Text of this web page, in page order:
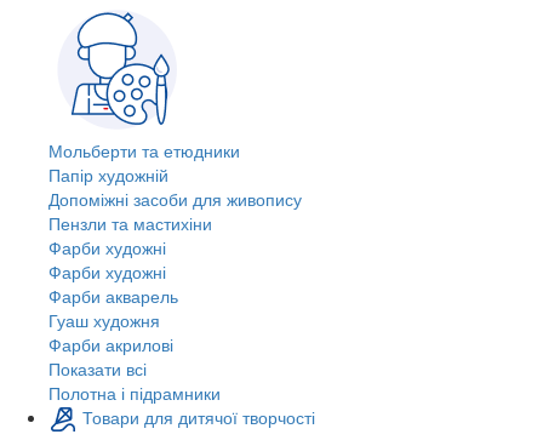
Мольберти та етюдники
Папір художній
Допоміжні засоби для живопису
Пензли та мастихіни
Фарби художні
Фарби художні
Фарби акварель
Гуаш художня
Фарби акрилові
Показати всі
Полотна і підрамники
Товари для дитячої творчості